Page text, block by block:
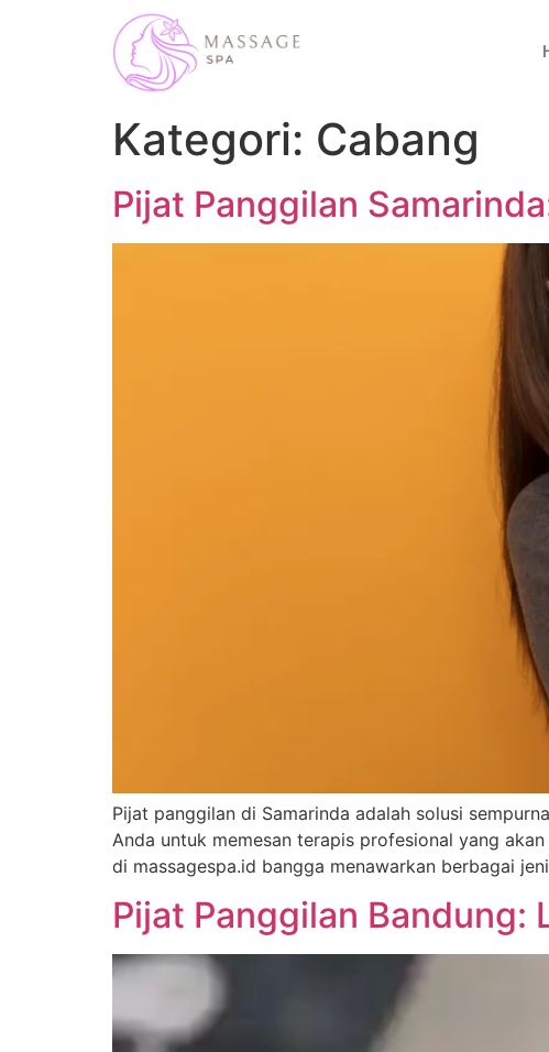
Kategori: Cabang
Pijat Panggilan
Pijat panggilan di Samarinda adalah solusi
Anda untuk memesan terapis profesional yang
di massagespa.id bangga menawarkan berbagai
Pijat Panggilan Bandung: